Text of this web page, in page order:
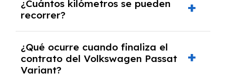
renting, que normalmente varía entre 2 y 5
años.
¿Cuántos kilómetros se pueden
recorrer?
contrato y puede variar entre 10,000 y
30,000 km anuales. Si excedes ese límite,
puede haber un cargo adicional.
¿Qué ocurre cuando finaliza el
contrato del Volkswagen Passat
Variant?